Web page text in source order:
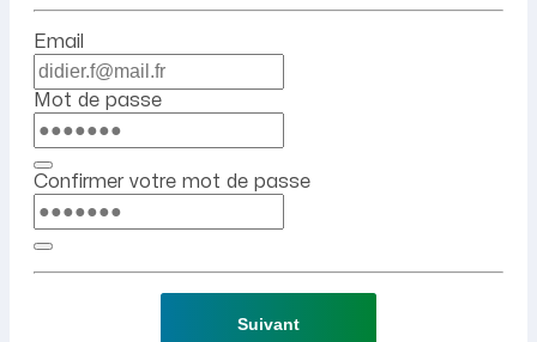
Email
Mot de passe
Confirmer votre mot de passe
Suivant